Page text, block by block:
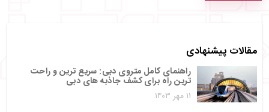
مقالات پیشنهادی
راهنمای کامل متروی دبی: سریع‌ ترین و راحت‌
ترین راه برای کشف جاذبه‌ های دبی
۱۱ مهر ۱۴۰۳